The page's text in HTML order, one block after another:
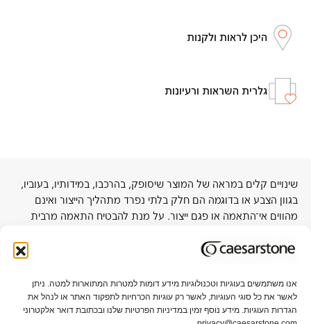
אנו משתמשים בעוגיות וטכנולוגיות מידע דומות למטרות המתוארות למטה. ניתן
לאשר את כל סוגי העוגיות, לאשר רק עוגיות הכרחיות לתפקוד האתר או לנהל את
הגדרות העוגיות. מידע נוסף זמין במדיניות הפרטיות שלנו ובכתובת דואר אלקטרוני
היכן לראות ולקנות
גלרית השראות ורעיונות
שינויים קלים במראה של המוצר שיסופק, בהרכבו, במידותיו, בעוביו,
בגוון הצבע או בדוגמה הם חלק בלתי נפרד מתהליך הייצור ואינם
מהווים אי־התאמה או פגם ייצור. על מנת להבטיח התאמה מרבית
החברה או אצל סיטונאי קרוב.
אודות אבן קיסר תקני איכות וקיימות